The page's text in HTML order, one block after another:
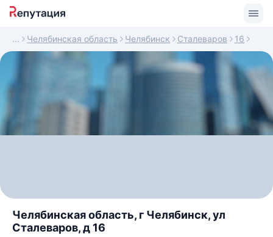
Челябинская область Челябинск Сталеваров 16
Челябинская область, г Челябинск, ул
Сталеваров, д 16